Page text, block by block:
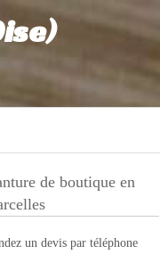
de boutique en
un devis par téléphone